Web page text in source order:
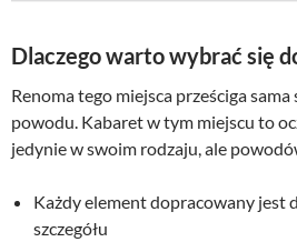
Dlaczego warto wybrać się
Renoma tego miejsca prześciga
powodu. Kabaret w tym miejscu to
jedynie w swoim rodzaju, ale
Każdy element dopracowany jest
szczegółu